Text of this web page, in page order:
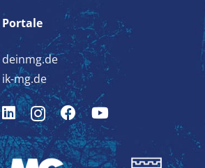
Portale
deinmg.de
ik-mg.de